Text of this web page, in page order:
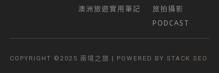
澳洲旅遊實用筆記
旅拍攝影
PODCAST
COPYRIGHT ©2025 南境之旅 | POWERED BY STACK SEO